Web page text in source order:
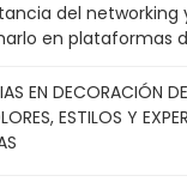
del networking
en plataformas
EN DECORACIÓN
ESTILOS Y